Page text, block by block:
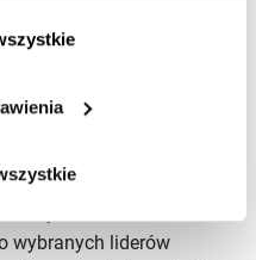
z takim
się do zmiany
kryzysy przynoszą nową
wybranych liderów